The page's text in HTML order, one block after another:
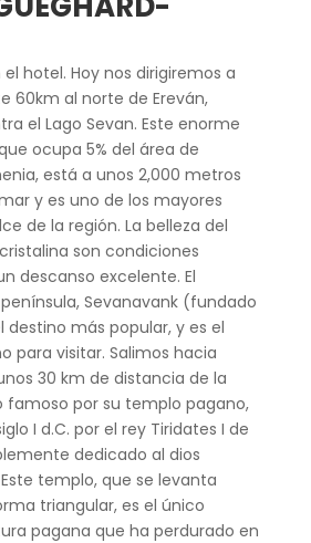
hotel. Hoy nos dirigiremos a
60km al norte de Ereván,
el Lago Sevan. Este enorme
ocupa 5% del área de
está a unos 2,000 metros
y es uno de los mayores
de la región. La belleza del
son condiciones
descanso excelente. El
Sevanavank (fundado
destino más popular, y es el
para visitar. Salimos hacia
30 km de distancia de la
famoso por su templo pagano,
I d.C. por el rey Tiridates I de
dedicado al dios
templo, que se levanta
triangular, es el único
pagana que ha perdurado en